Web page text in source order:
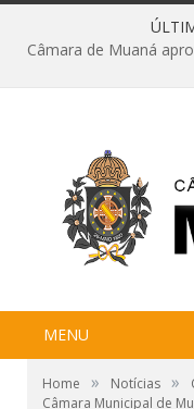
MENU
Home » Notícias »
Câmara Municipal de